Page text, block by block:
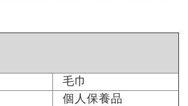
毛巾
個人保養品